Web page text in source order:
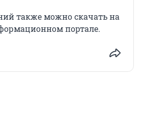
также можно скачать на
портале.